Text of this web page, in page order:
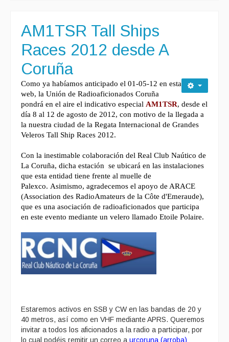
AM1TSR Tall Ships
Races 2012 desde A
Coruña
Como ya habíamos anticipado el 01-05-12 en esta
web, la Unión de Radioaficionados Coruña
pondrá en el aire el indicativo especial AM1TSR, desde el
día 8 al 12 de agosto de 2012, con motivo de la llegada a
la nuestra ciudad de la Regata Internacional de Grandes
Veleros Tall Ship Races 2012.
Con la inestimable colaboración del Real Club Naútico de
La Coruña, dicha estación se ubicará en las instalaciones
que esta entidad tiene frente al muelle de
Palexco. Asimismo, agradecemos el apoyo de ARACE
(Association des RadioAmateurs de la Côte d'Emeraude),
que es una asociación de radioaficionados que participa
en este evento mediante un velero llamado Etoile Polaire.
Estaremos activos en SSB y CW en las bandas de 20 y
40 metros, así como en VHF mediante APRS. Queremos
invitar a todos los aficionados a la radio a participar, por
lo cual podéis remitir un correo a urcoruna (arroba)